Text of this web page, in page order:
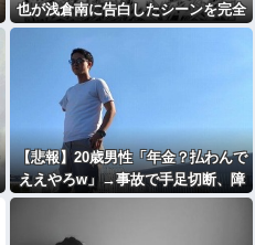
也が浅倉南に告白したシーンを完全
再現wwwwwww
【悲報】20歳男性「年金？払わんで
ええやろw」→事故で手足切断、障
害年金一生貰えないと知り泣く